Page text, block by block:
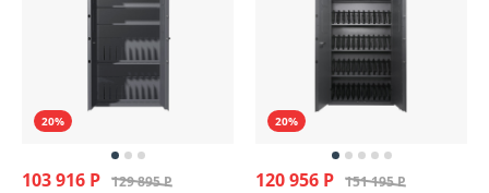
20%
103 916 Р 129 895 Р
20%
120 956 Р 151 195 Р